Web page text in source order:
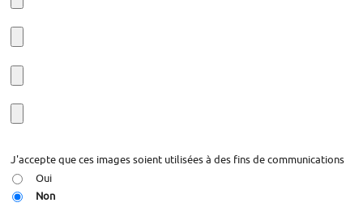
J'accepte que ces images soient utilisées à des fins de communications
Oui
Non